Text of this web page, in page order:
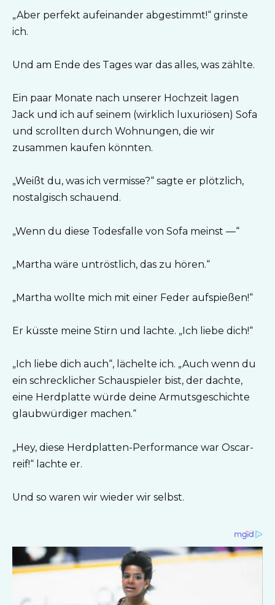
„Aber perfekt aufeinander abgestimmt!“ grinste
ich.
Und am Ende des Tages war das alles, was zählte.
Ein paar Monate nach unserer Hochzeit lagen
Jack und ich auf seinem (wirklich luxuriösen) Sofa
und scrollten durch Wohnungen, die wir
zusammen kaufen könnten.
„Weißt du, was ich vermisse?“ sagte er plötzlich,
nostalgisch schauend.
„Wenn du diese Todesfalle von Sofa meinst —“
„Martha wäre untröstlich, das zu hören.“
„Martha wollte mich mit einer Feder aufspießen!“
Er küsste meine Stirn und lachte. „Ich liebe dich!“
„Ich liebe dich auch“, lächelte ich. „Auch wenn du
ein schrecklicher Schauspieler bist, der dachte,
eine Herdplatte würde deine Armutsgeschichte
glaubwürdiger machen.“
„Hey, diese Herdplatten-Performance war Oscar-
reif!“ lachte er.
Und so waren wir wieder wir selbst.